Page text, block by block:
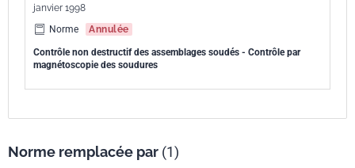
janvier 1998
Norme
Annulée
Contrôle non destructif des assemblages soudés - Contrôle par
magnétoscopie des soudures
Norme remplacée par (1)